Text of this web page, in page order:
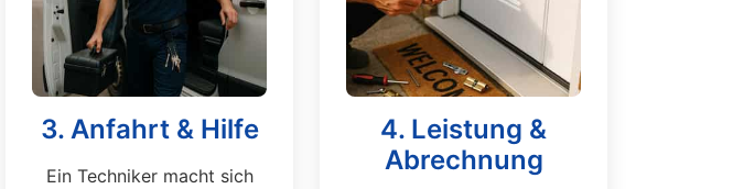
3. Anfahrt & Hilfe
Ein Techniker macht sich
4. Leistung &
Abrechnung